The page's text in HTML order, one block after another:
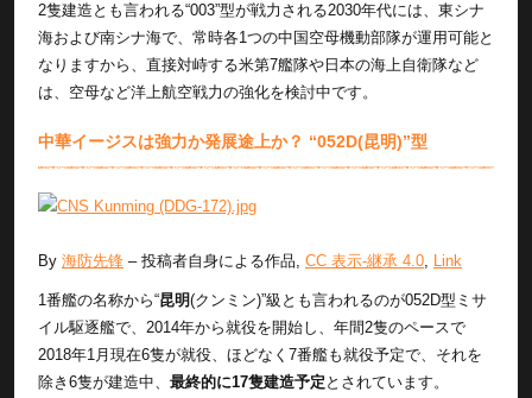
2隻建造とも言われる“003”型が戦力される2030年代には、東シナ
海および南シナ海で、常時各1つの中国空母機動部隊が運用可能と
なりますから、直接対峙する米第7艦隊や日本の海上自衛隊など
は、空母など洋上航空戦力の強化を検討中です。
中華イージスは強力か発展途上か？ “052D(昆明)”型
By 海防先锋 – 投稿者自身による作品, CC 表示-継承 4.0, Link
1番艦の名称から“昆明(クンミン)”級とも言われるのが052D型ミサ
イル駆逐艦で、2014年から就役を開始し、年間2隻のペースで
2018年1月現在6隻が就役、ほどなく7番艦も就役予定で、それを
除き6隻が建造中、 最終的に17隻建造予定 とされています。